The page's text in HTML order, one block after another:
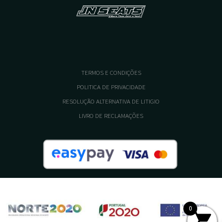
TERMOS E CONDIÇÕES
POLITICA DE PRIVACIDADE
RESOLUÇÃO ALTERNATIVA DE LITIGIO
LIVRO DE RECLAMAÇÕES
0